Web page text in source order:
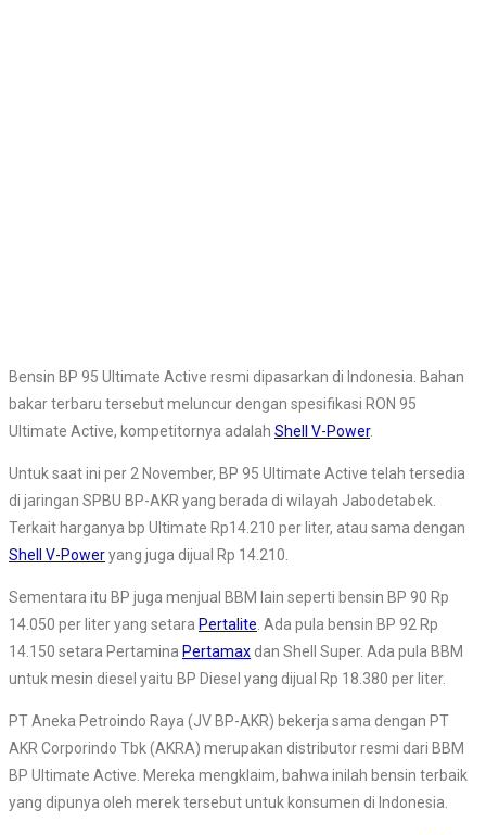
Bensin BP 95 Ultimate Active resmi dipasarkan di Indonesia. Bahan
bakar terbaru tersebut meluncur dengan spesifikasi RON 95
Ultimate Active, kompetitornya adalah Shell V-Power.
Untuk saat ini per 2 November, BP 95 Ultimate Active telah tersedia
di jaringan SPBU BP-AKR yang berada di wilayah Jabodetabek.
Terkait harganya bp Ultimate Rp14.210 per liter, atau sama dengan
Shell V-Poweryang juga dijual Rp 14.210.
Sementara itu BP juga menjual BBM lain seperti bensin BP 90 Rp
14.050 per liter yang setara Pertalite. Ada pula bensin BP 92 Rp
14.150 setara Pertamina Pertamax dan Shell Super. Ada pula BBM
untuk mesin diesel yaitu BP Diesel yang dijual Rp 18.380 per liter.
PT Aneka Petroindo Raya (JV BP-AKR) bekerja sama dengan PT
AKR Corporindo Tbk (AKRA) merupakan distributor resmi dari BBM
BP Ultimate Active. Mereka mengklaim, bahwa inilah bensin terbaik
yang dipunya oleh merek tersebut untuk konsumen di Indonesia.